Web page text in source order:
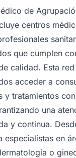
de
centros
que cumplen
calidad. Esta
acceder a
y tratamientos
una
y continua.
especialistas en
o